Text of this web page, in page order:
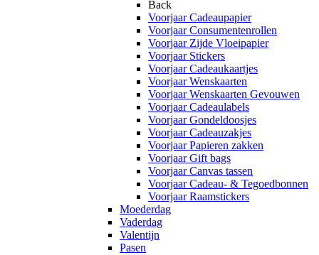
Back
Voorjaar Cadeaupapier
Voorjaar Consumentenrollen
Voorjaar Zijde Vloeipapier
Voorjaar Stickers
Voorjaar Cadeaukaartjes
Voorjaar Wenskaarten
Voorjaar Wenskaarten Gevouwen
Voorjaar Cadeaulabels
Voorjaar Gondeldoosjes
Voorjaar Cadeauzakjes
Voorjaar Papieren zakken
Voorjaar Gift bags
Voorjaar Canvas tassen
Voorjaar Cadeau- & Tegoedbonnen
Voorjaar Raamstickers
Moederdag
Vaderdag
Valentijn
Pasen